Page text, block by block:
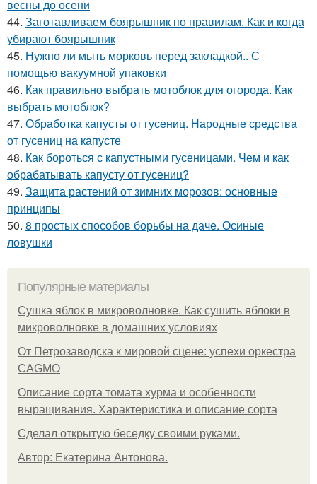
весны до осени
44. Заготавливаем боярышник по правилам. Как и когда
убирают боярышник
45. Нужно ли мыть морковь перед закладкой.. С
помощью вакуумной упаковки
46. Как правильно выбрать мотоблок для огорода. Как
выбрать мотоблок?
47. Обработка капусты от гусениц. Народные средства
от гусениц на капусте
48. Как бороться с капустными гусеницами. Чем и как
обрабатывать капусту от гусениц?
49. Защита растений от зимних морозов: основные
принципы
50. 8 простых способов борьбы на даче. Осиные
ловушки
Популярные материалы
Сушка яблок в микроволновке. Как сушить яблоки в
микроволновке в домашних условиях
От Петрозаводска к мировой сцене: успехи оркестра
CAGMO
Описание сорта томата хурма и особенности
выращивания. Характеристика и описание сорта
Сделал открытую беседку своими руками.
Автор: Екатерина Антонова.